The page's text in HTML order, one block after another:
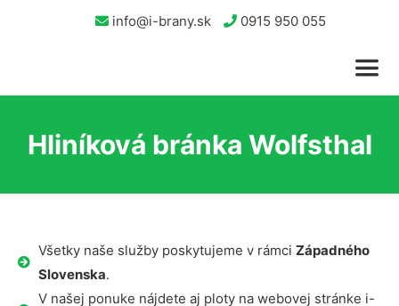
info@i-brany.sk 0915 950 055
Hliníková bránka Wolfsthal
Všetky naše služby poskytujeme v rámci Západného
Slovenska.
V našej ponuke nájdete aj ploty na webovej stránke i-